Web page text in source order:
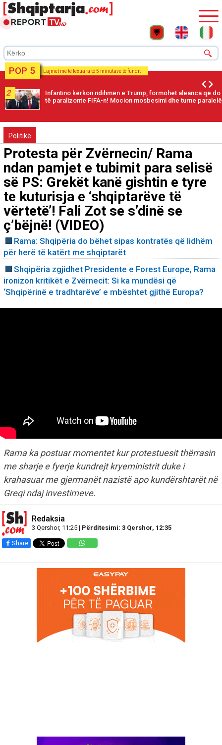
POP 5 Lajmet më të lexuara të 5 minutave të fundit
2
Infantino kërkon ndihmën e Trump, formohet aleanca që do
të paralizonte FIFA-n! Mocion mosbesimi dhe turne paralelë
Politikë
Protesta për Zvërnecin/ Rama
ndan pamjet e tubimit para selisë
së PS: Grekët kanë gishtin e tyre
te kuturisja e ‘shqiptarëve të
vërtetë’! Fali Zot se s’dinë se
ç’bëjnë! (VIDEO)
Rama: Shqipëria do bëhet sipas kontratës që lidhëm
për herë të katërt me shqiptarët
Shqipëria zgjidhet Presidente e Forest Europe, Rama
ironizon kritikët e Zvërnecit: Si ka mundësi që
‘Shqipërinë e tradhtarëve’ e mbështet gjithë Europa?
Rama ka postuar momentet kur protestuesit thërrasin
me sharje e fyerje kundrejt kryeministrit duke i
krahasuar me gjermanët nazistë apo kundërshtarët në
Greqi ndaj investimeve.
Redaksia
3 Qershor, 11:25 | Përditesimi: 3 Qershor, 12:35
Share